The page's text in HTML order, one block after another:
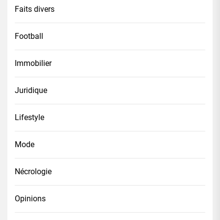
Faits divers
Football
Immobilier
Juridique
Lifestyle
Mode
Nécrologie
Opinions